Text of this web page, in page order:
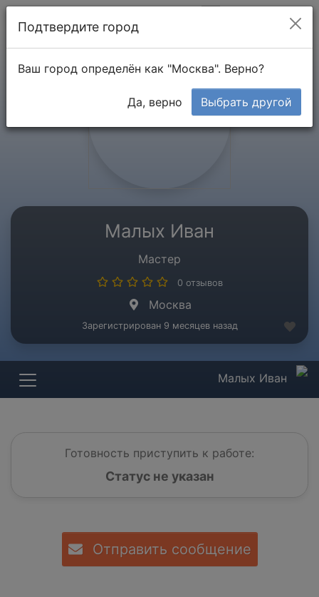
Малых Иван
Мастер
0 отзывов
Москва
Зарегистрирован 9 месяцев назад
Малых Иван
Готовность приступить к работе:
Статус не указан
Отправить сообщение
Подтвердите город
Ваш город определён как "Москва". Верно?
Да, верно Выбрать другой